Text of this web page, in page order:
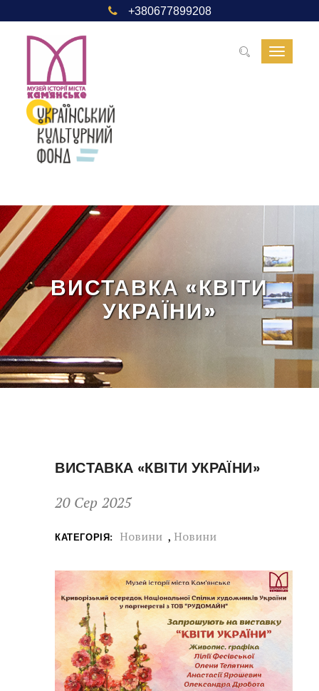
+380677899208
Toggle
ВИСТАВКА «КВІТИ
УКРАЇНИ»
ВИСТАВКА «КВІТИ УКРАЇНИ»
20 Сер 2025
КАТЕГОРІЯ: Новини , Новини